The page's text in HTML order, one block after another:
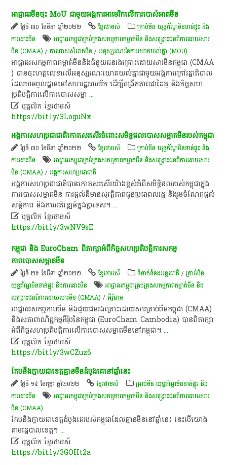
​អាជ្ញាធរ​មីន​ចុះ​ M​oU ​ជាមួយ​អង្គការ​អាមេរិក​លើ​ការបោ​សំអាត​មីន​
ថ្ងៃទី ៣០ ខែមីនា ឆ្នាំ២០២២ ខ្មែរថាមស៍
គ្រាប់មីន យុទ្ធភ័ណ្ឌមិនទាន់ផ្ទុះ និង
ការដោះមីន
អាជ្ញាធរ​កម្ពុជា​គ្រប់គ្រង​សកម្មភាព​កម្ចាត់​មីន និង​សង្គ្រោះ​ជនពិការ​ដោយសារ​
មីន (CMAA) /ការបោសសំអាតមីន /អនុស្សរណៈនៃការយោគយល់គ្នា (MOU)
​អាជ្ញាធរ​សកម្មភាព​ក​ម្ចាត់​មីន​និង​ជំនួយ​ជនរងគ្រោះ​ដោយសារ​មីន​កម្ពុជា​ (C​MA​A​
) ​បាន​ចុះហត្ថលេខា​លើ​អនុស្សរណៈ​យោគ​យល់គ្នា​ជាមួយ​អង្គការ​ក្រៅ​រដ្ឋាភិបាល​
ដែល​មាន​មូលដ្ឋាន​នៅ​សហរដ្ឋអាមេរិក​ ​ដើម្បី​ពង្រីក​ភាពជា​ដៃគូ​ ​និង​កិច្ច​សហ
ប្រតិបត្តិការ​លើ​ការ​បោស​ស​ម្អា...
 បុគ្គលិក​ ខ្មែរ​ថា​ម​ស៍​
https://bit.ly/3LoguNx
អង្គការសហប្រជាជាតិកោតសរសើរចំពោះសមិទ្ធផលបោសសម្អាតមីនរបស់កម្ពុជា
ថ្ងៃទី ៣០ ខែមីនា ឆ្នាំ២០២២ ខ្មែរថាមស៍
គ្រាប់មីន យុទ្ធភ័ណ្ឌមិនទាន់ផ្ទុះ និង
ការដោះមីន
អាជ្ញាធរ​កម្ពុជា​គ្រប់គ្រង​សកម្មភាព​កម្ចាត់​មីន និង​សង្គ្រោះ​ជនពិការ​ដោយសារ​
មីន (CMAA) /អង្គការសហប្រជាជាតិ
អង្គការសហប្រជាជាតិបានកោតសរសើរយ៉ាងខ្ពស់អំពីសមិទ្ធិផលរបស់កម្ពុជាក្នុង
ការបោសសម្អាតមីន ការផ្តល់ដីមានសុវតិ្ថភាពជូនប្រជាពលរដ្ឋ និងរួមចំណែកផ្តល់
សន្តិភាព និងការអភិវឌ្ឍន៍ក្នុងប្រទេស។...
 បុគ្គលិក​ ខ្មែរ​ថា​ម​ស៍​
https://bit.ly/3wNV9sE
កម្ពុជា និង EuroCham ពិភាក្សាអំពីកិច្ចសហប្រតិបត្តិការសកម្ម
ភាពបោសសម្អាតមីន
ថ្ងៃទី ២៥ ខែមីនា ឆ្នាំ២០២២ ខ្មែរថាមស៍ ទំនាក់ទំនងអន្តរជាតិ /គ្រាប់មីន
យុទ្ធភ័ណ្ឌមិនទាន់ផ្ទុះ និងការដោះមីន
អាជ្ញាធរ​កម្ពុជា​គ្រប់គ្រង​សកម្មភាព​កម្ចាត់​មីន និង​
សង្គ្រោះ​ជនពិការ​ដោយសារ​មីន (CMAA) /អឺរ៉ូឆាម
អាជ្ញាធរសកម្មភាពមីន និងជួយជនរងគ្រោះដោយសារគ្រាប់មីនកម្ពុជា (CMAA)
និងសភាពាណិជ្ជកម្មអឺរ៉ុបនៃកម្ពុជា (EuroCham Cambodia) បានពិភាក្សា
អំពីកិច្ចសហប្រតិបត្តិការលើការបោសសម្អាតមីននៅកម្ពុជា។...
 បុគ្គលិក​ ខ្មែរ​ថា​ម​ស៍​
https://bit.ly/3wCZuz6
​កែប​នឹង​ក្លាយ​ជា​ខេត្ត​គ្មាន​មីន​ដំបូង​គេ​នៅ​ឆ្នាំនេះ
ថ្ងៃទី ១៤ ខែកុម្ភៈ ឆ្នាំ២០២២ ខ្មែរថាមស៍
គ្រាប់មីន យុទ្ធភ័ណ្ឌមិនទាន់ផ្ទុះ និង
ការដោះមីន
អាជ្ញាធរ​កម្ពុជា​គ្រប់គ្រង​សកម្មភាព​កម្ចាត់​មីន និង​សង្គ្រោះ​ជនពិការ​ដោយសារ​
មីន (CMAA)
កែប​នឹង​ក្លាយ​ជា​ខេត្ត​ដំបូង​គេ​របស់​កម្ពុជា​ដែល​គ្មាន​មីន​នៅ​ឆ្នាំនេះ​ ​នេះ​បើ​យោង​
តាម​រដ្ឋបាល​ខេត្ត​។...
 បុគ្គលិក​ ខ្មែរ​ថា​ម​ស៍​
https://bit.ly/3GOHt2a